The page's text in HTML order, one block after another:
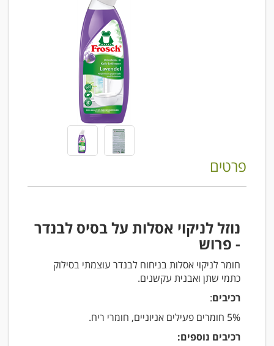
פרטים
נוזל לניקוי אסלות על בסיס לבנדר
- פרוש
חומר לניקוי אסלות בניחוח לבנדר עוצמתי בסילוק
כתמי שתן ואבנית עקשנים.
רכיבים:
5% חומרים פעילים אניוניים, חומרי ריח.
רכיבים נוספים: